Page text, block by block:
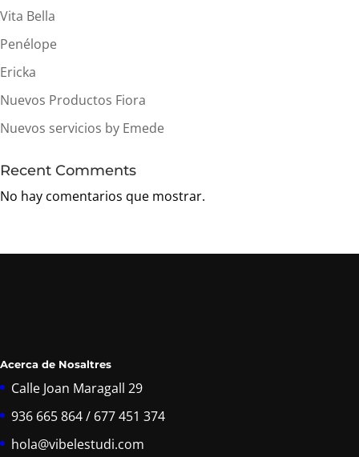
Vita Bella
Penélope
Ericka
Nuevos Productos Fiora
Nuevos servicios by Emede
Recent Comments
No hay comentarios que mostrar.
Acerca de Nosaltres
Calle Joan Maragall 29
936 665 864 / 677 451 374
hola@vibelestudi.com